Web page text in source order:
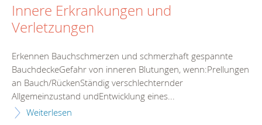
Innere Erkrankungen und
Verletzungen
Erkennen Bauchschmerzen und schmerzhaft gespannte
BauchdeckeGefahr von inneren Blutungen, wenn:Prellungen
an Bauch/RückenStändig verschlechternder
Allgemeinzustand undEntwicklung eines...
Weiterlesen